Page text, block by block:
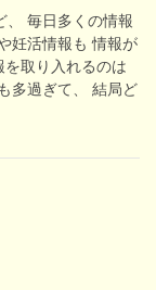
、 毎日多くの情報
妊活情報も 情報が
取り入れるのは
多過ぎて、 結局ど